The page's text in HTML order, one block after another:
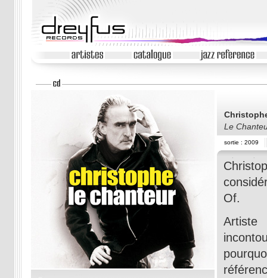
Le
sortie : 2009
Of.